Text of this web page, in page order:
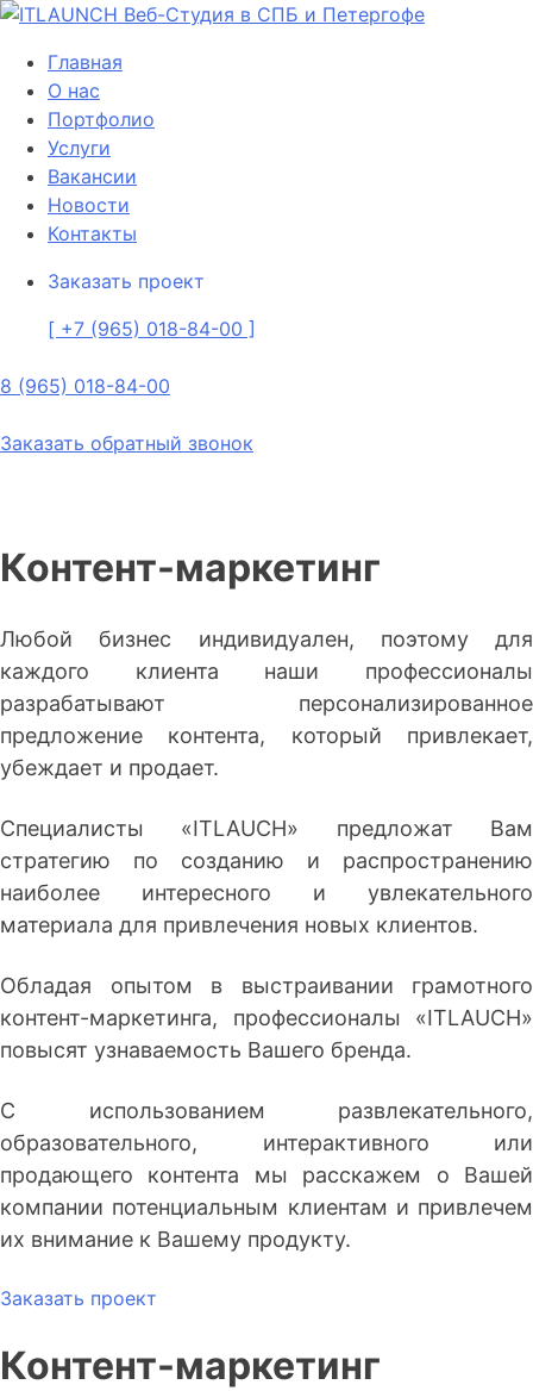
Skip
contentГлавная
О нас
Портфолио
Услуги
Вакансии
Новости
Контакты
Заказать проект
[ +7 (965) 018-84-00 ]
8 (965) 018-84-00
Заказать обратный звонок
Контент-маркетинг
Любой бизнес индивидуален, поэтому для
каждого клиента наши профессионалы
разрабатывают персонализированное
предложение контента, который привлекает,
убеждает и продает.
Специалисты «ITLAUCH» предложат Вам
стратегию по созданию и распространению
наиболее интересного и увлекательного
материала для привлечения новых клиентов.
Обладая опытом в выстраивании грамотного
контент-маркетинга, профессионалы «ITLAUCH»
повысят узнаваемость Вашего бренда.
С использованием развлекательного,
образовательного, интерактивного или
продающего контента мы расскажем о Вашей
компании потенциальным клиентам и привлечем
их внимание к Вашему продукту.
Заказать проект
Контент-маркетинг